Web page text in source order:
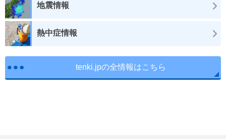
地震情報
熱中症情報
tenki.jpの全情報はこちら